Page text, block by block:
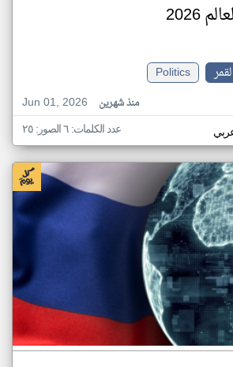
2026
Politics
Jun 01, 2026
منذ شهرين
عدد الكلمات: ٦ الصور: ٢٥